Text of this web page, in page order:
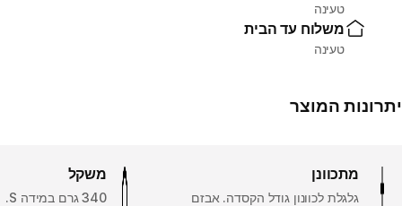
טעינה
משלוח עד הבית
טעינה
יתרונות המוצר
מתכוונן
גלגלת לכוונון גודל הקסדה. אבזם
משקל
340 גרם במידה S.